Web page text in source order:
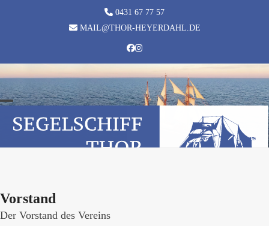
0431 67 77 57
MAIL@THOR-HEYERDAHL.DE
Facebook
Instagram
Open
mobile
Close
mobile
Vorstand
Der Vorstand des Vereins